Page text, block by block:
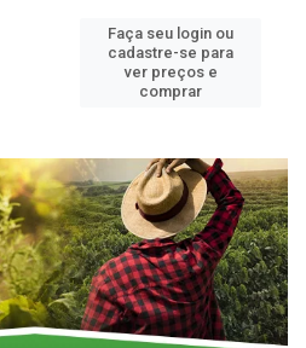
Faça seu login ou
cadastre-se para
ver preços e
comprar